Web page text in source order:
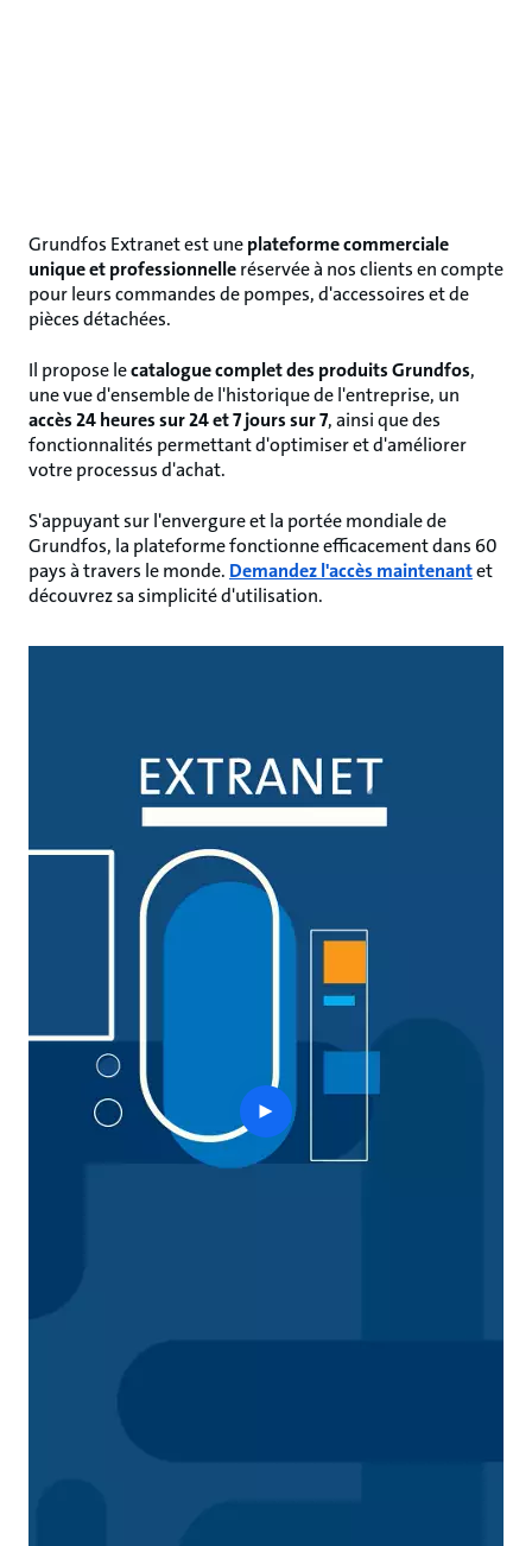
Grundfos Extranet est uneplateforme commerciale
unique et professionnelleréservée à nos clients en compte
pour leurs commandes de pompes, d'accessoires et de
pièces détachées.
Il propose lecatalogue complet des produits Grundfos,
une vue d'ensemble de l'historique de l'entreprise, un
accès 24 heures sur 24 et 7 jours sur 7, ainsi que des
fonctionnalités permettant d'optimiser et d'améliorer
votre processus d'achat.
S'appuyant sur l'envergure et la portée mondiale de
Grundfos, la plateforme fonctionne efficacement dans 60
pays à travers le monde. Demandez l'accès maintenantet
découvrez sa simplicité d'utilisation.
play
button